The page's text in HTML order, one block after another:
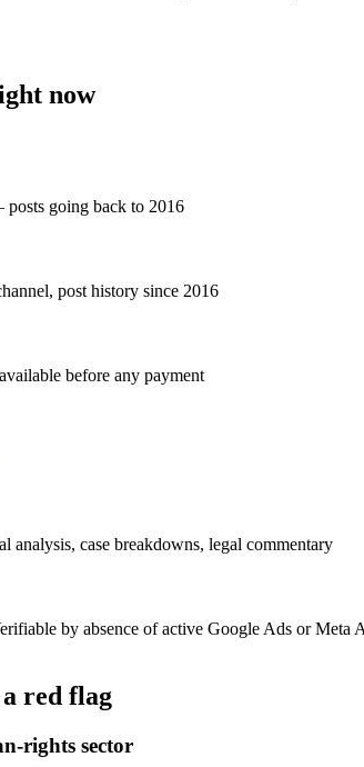
now
going back to 2016
post history since 2016
before any payment
analysis, case breakdowns, legal commentary
by absence of active Google Ads or Meta
red flag
rights sector